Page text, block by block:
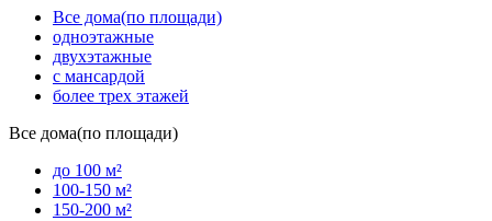
Все дома(по площади)
одноэтажные
двухэтажные
с мансардой
более трех этажей
Все дома(по площади)
до 100 м²
100-150 м²
150-200 м²